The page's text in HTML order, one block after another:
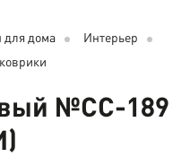
для дома
Интерьер
№CC-189